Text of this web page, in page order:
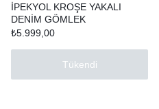
İPEKYOL KROŞE YAKALI
DENİM GÖMLEK
₺5.999,00
Tükendi